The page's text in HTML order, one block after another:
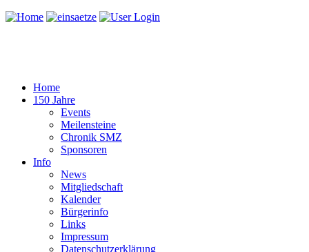
Home
150 Jahre
Events
Meilensteine
Chronik SMZ
Sponsoren
Info
News
Mitgliedschaft
Kalender
Bürgerinfo
Links
Impressum
Datenschutzerklärung